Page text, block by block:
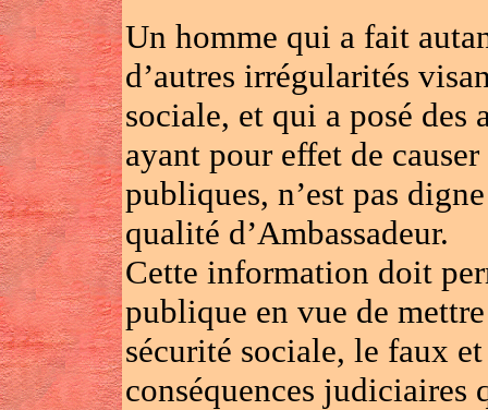
Un homme qui a fait
d’autres irrégularités
sociale, et qui a posé des
ayant pour effet de
publiques, n’est pas
qualité d’Ambassadeur.
Cette information doit
publique en vue de
sécurité sociale, le faux
conséquences judiciaires